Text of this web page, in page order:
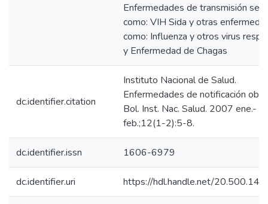
Enfermedades de transmisión
como: VIH Sida y otras
como: Influenza y otros virus
y Enfermedad de Chagas
dc.identifier.citation
Instituto Nacional de Salud.
Enfermedades de notificación
Bol. Inst. Nac. Salud. 2007 ene.-
feb.;12(1-2):5-8.
dc.identifier.issn 1606-6979
dc.identifier.uri https://hdl.handle.net/